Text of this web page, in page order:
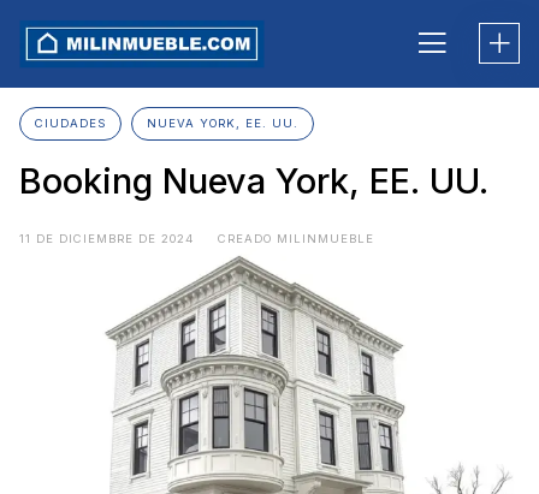
content
CIUDADES NUEVA YORK, EE. UU.
Booking Nueva York, EE. UU.
11 DE DICIEMBRE DE 2024 CREADO MILINMUEBLE